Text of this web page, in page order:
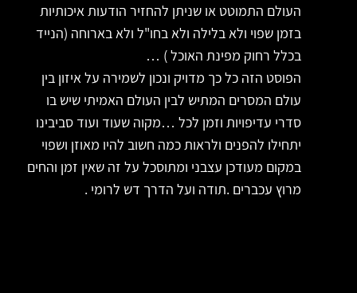
העולם התמוטט או שניתן להחזיר הודעות איכותיות
בזמן שפוי ולא בלילה ולא בחו"ל ולא בארוחה (הנייד
בכלל רחוק מפינת האוכל ) …
הפוסט הזה כל כך מדויק ונכון לשמירה על איזון בין
עולם המסרים המתיש לבין העולם האמיתי שיש בו
סדרי עדיפויות וזמן לכל …מקוה שעוד ועוד סביבינו
יתחילו להפנים ולראות כמה חשוב להיו מאוזן ושפוי
במקום מעודכן עצבני ומתוסכל על זה שאין זמן והחים
מרוץ עכברים .תודה ועל הדרך דש לרומי .